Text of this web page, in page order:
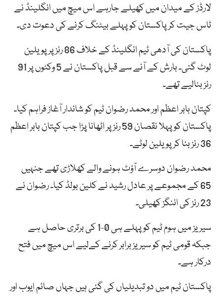
لارڈز کے میدان میں کھیلے جارہے اس میچ میں انگلینڈ نے
ٹاس جیت کر پاکستان کو پہلے بیٹنگ کرنے کی دعوت دی۔
پاکستان کی آدھی ٹیم انگلینڈ کے خلاف 86 رنز پر پویلین
لوٹ گئی۔ بارش کے آنے سے قبل پاکستان نے 5 وکٹوں پر 91
رنز بنالیے تھے۔
کپتان بابر اعظم اور محمد رضوان ٹیم کو شاندار آغاز فراہم کیا۔
پاکستان کو پہلا نقصان 59 رنز پر اٹھانا پڑا جب کپتان بابر اعظم
36 رنز بنا کر پویلین لوٹے۔
محمد رضوان دوسرے آؤٹ ہونے والے کھلاڑی تھے جنہیں
65 کے مجموعے پر عادل رشید نے کلین بولڈ کیا۔ رضوان نے
23 رنز کی اننگز کھیلی۔
سیریز میں ہوم ٹیم کو پہلے ہی 0-1 کی برتری حاصل ہے
جبکہ قومی ٹیم کو سیریز برابر کرنے کےلیے اس میچ میں فتح
درکار ہے۔
پاکستان ٹیم میں دو تبدیلیاں کی گئی ہیں جہاں صائم ایوب اور